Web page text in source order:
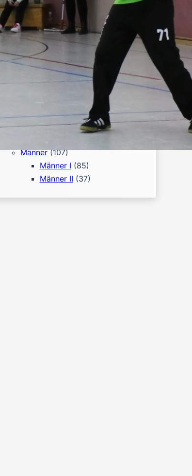
Saisonrückblick(7)
Spielbericht(36)
Spielankündigung(54)
A-Jugend(12)
C-Jugend(42)
(4)
D-Jugend II(2)
E-Jugend(25)
Männer(107)
Männer I (85)
Männer II (37)